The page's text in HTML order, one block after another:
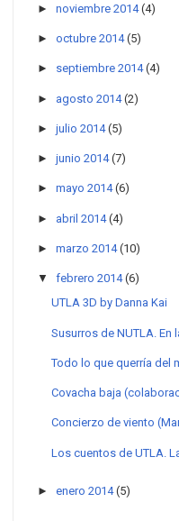
► noviembre 2014 (4)
► octubre 2014 (5)
► septiembre 2014 (4)
► agosto 2014 (2)
► julio 2014 (5)
► junio 2014 (7)
► mayo 2014 (6)
► abril 2014 (4)
► marzo 2014 (10)
▼ febrero 2014 (6)
UTLA 3D by Danna Kai
Susurros de NUTLA. En
Todo lo que querría del
Covacha baja
Concierzo de viento
Los cuentos de UTLA.
► enero 2014 (5)